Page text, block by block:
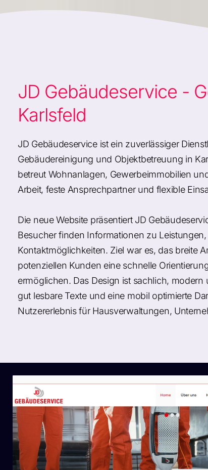
JD Gebäudeservice -
Karlsfeld
JD Gebäudeservice ist ein zuverlässiger
Gebäudereinigung und Objektbetreuung in
betreut Wohnanlagen, Gewerbeimmobilien
Arbeit, feste Ansprechpartner und flexible
Die neue Website präsentiert JD
Besucher finden Informationen zu
Kontaktmöglichkeiten. Ziel war es, das breite
potenziellen Kunden eine schnelle
ermöglichen. Das Design ist sachlich,
gut lesbare Texte und eine mobil optimierte
Nutzererlebnis für Hausverwaltungen,